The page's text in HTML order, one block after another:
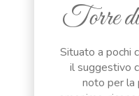
Torre
Situato a pochi
il suggestivo
noto per la